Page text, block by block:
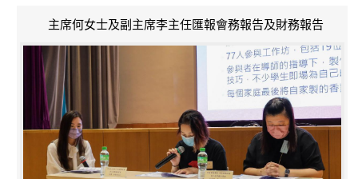
主席何女士及副主席李主任匯報會務報告及財務報告